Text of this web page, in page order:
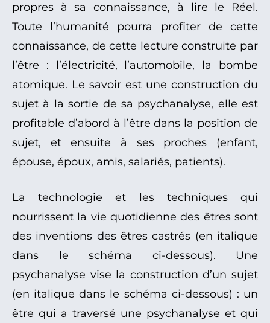
propres à sa connaissance, à lire le Réel.
Toute l’humanité pourra profiter de cette
connaissance, de cette lecture construite par
l’être : l’électricité, l’automobile, la bombe
atomique. Le savoir est une construction du
sujet à la sortie de sa psychanalyse, elle est
profitable d’abord à l’être dans la position de
sujet, et ensuite à ses proches (enfant,
épouse, époux, amis, salariés, patients).
La technologie et les techniques qui
nourrissent la vie quotidienne des êtres sont
des inventions des êtres castrés (en italique
dans le schéma ci-dessous). Une
psychanalyse vise la construction d’un sujet
(en italique dans le schéma ci-dessous) : un
être qui a traversé une psychanalyse et qui